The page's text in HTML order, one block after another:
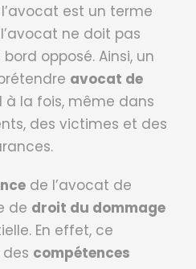
est un terme
ne doit pas
opposé. Ainsi, un
avocat de
à la fois, même dans
des victimes et des
de l’avocat de
de droit du dommage
En effet, ce
compétences